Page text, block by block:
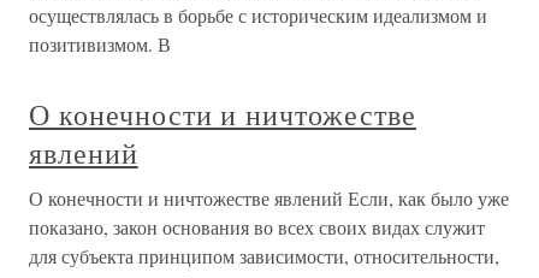
осуществлялась в борьбе с историческим идеализмом и
позитивизмом. В
О конечности и ничтожестве
явлений
О конечности и ничтожестве явлений Если, как было уже
показано, закон основания во всех своих видах служит
для субъекта принципом зависимости, относительности,